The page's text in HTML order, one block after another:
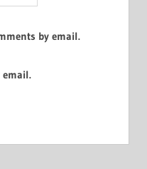
by email.
email.